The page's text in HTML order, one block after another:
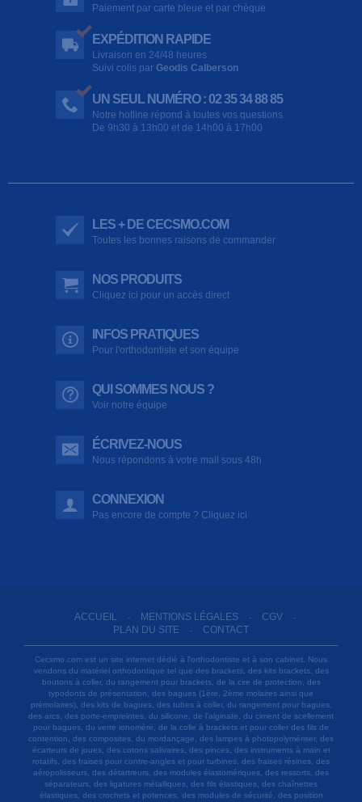
Paiement par carte bleue et par chèque
EXPÉDITION RAPIDE
Livraison en 24/48 heures
Suivi colis par Geodis Calberson
UN SEUL NUMÉRO : 02 35 34 88 85
Notre hotline répond à toutes vos questions
De 9h30 à 13h00 et de 14h00 à 17h00
LES + DE CECSMO.COM
Toutes les bonnes raisons de commander
NOS PRODUITS
Cliquez ici pour un accès direct
INFOS PRATIQUES
Pour l'orthodontiste et son équipe
QUI SOMMES NOUS ?
Voir notre équipe
ÉCRIVEZ-NOUS
Nous répondons à votre mail sous 48h
CONNEXION
Pas encore de compte ? Cliquez ici
ACCUEIL - MENTIONS LÉGALES - CGV -
PLAN DU SITE - CONTACT
Cecsmo.com est un site internet dédié à l'orthodontiste et à son cabinet. Nous
vendons du matériel orthodontique tel que des brackets, des kits brackets, des
boutons à coller, du rangement pour brackets, de la cire de protection, des
typodonts de présentation, des bagues (1ère, 2ème molaires ainsi que
prémolaires), des kits de bagues, des tubes à coller, du rangement pour bagues,
des arcs, des porte-empreintes, du silicone, de l'alginate, du ciment de scellement
pour bagues, du verre ionomère, de la colle à brackets et pour coller des fils de
contention, des composites, du mordançage, des lampes à photopolymériser, des
écarteurs de joues, des cotons salivaires, des pinces, des instruments à main et
rotatifs, des fraises pour contre-angles et pour turbines, des fraises résines, des
aéropolisseurs, des détartreurs, des modules élastomériques, des ressorts, des
séparateurs, des ligatures métalliques, des fils élastiques, des chaînettes
élastiques, des crochets et potences, des modules de sécurité, des position